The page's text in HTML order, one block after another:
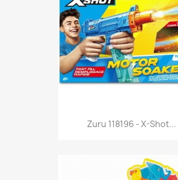
Anteprima
Zuru 118196 - X-Shot...